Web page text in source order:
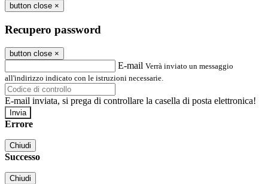
button close ×
Recupero password
button close ×
E-mail Verrà inviato un messaggio
all'indirizzo indicato con le istruzioni necessarie.
E-mail inviata, si prega di controllare la casella di posta elettronica!
Errore
Chiudi
Successo
Chiudi